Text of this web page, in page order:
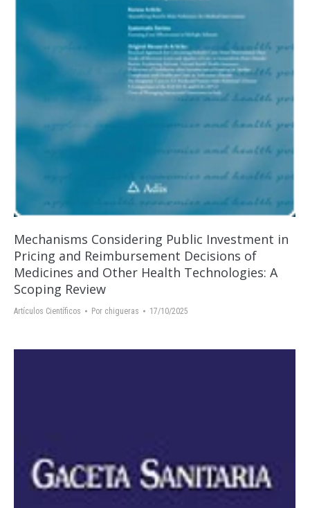
Mechanisms Considering Public Investment in
Pricing and Reimbursement Decisions of
Medicines and Other Health Technologies: A
Scoping Review
Artículos Científicos Por chigueras 17/10/2025